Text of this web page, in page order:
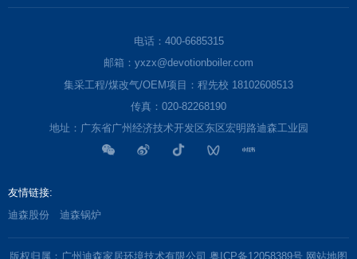
电话：400-6685315
邮箱：yxzx@devotionboiler.com
集采工程/煤改气/OEM项目：程先校 18102608513
传真：020-82268190
地址：广东省广州经济技术开发区东区宏明路迪森工业园
友情链接:
迪森股份
迪森锅炉
版权归属：广州迪森家居环境技术有限公司 粤ICP备12058389号 网站地图